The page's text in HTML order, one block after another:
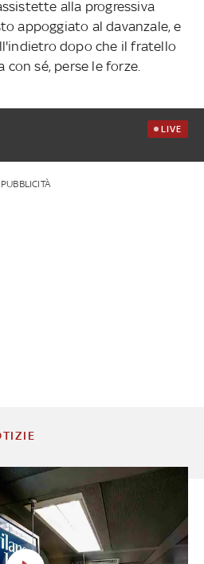
alla progressiva
appoggiato al davanzale, e
dopo che il fratello
con sé, perse le forze.
LIVE
PUBBLICITÀ